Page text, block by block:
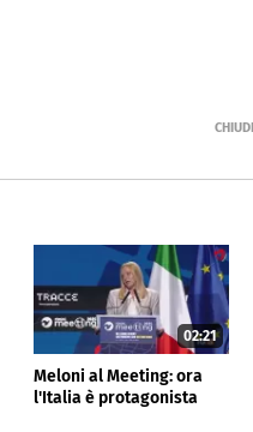
02:21
Meloni al Meeting: ora
l'Italia è protagonista